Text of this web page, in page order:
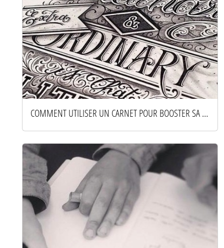
COMMENT UTILISER UN CARNET POUR BOOSTER SA CRÉATIVITÉ AU QUOTIDIEN